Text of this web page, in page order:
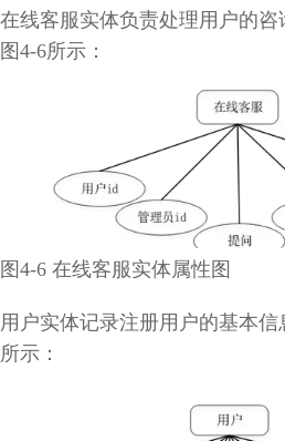
在线客服实体负责处理用户的
图4-6所示：
图4-6 在线客服实体属性图
用户实体记录注册用户的基本
所示：